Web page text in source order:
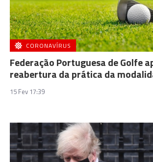
CORONAVÍRUS
Federação Portuguesa de Golfe
reabertura da prática da
15 Fev 17:39